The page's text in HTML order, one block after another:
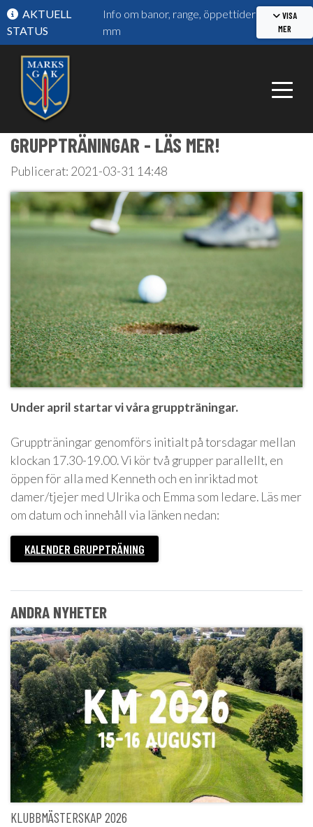
AKTUELL
STATUS
Info om banor, range, öppettider
mm
VISA
MER
GRUPPTRÄNINGAR - LÄS MER!
Publicerat: 2021-03-31 14:48
Under april startar vi våra gruppträningar.
Gruppträningar genomförs initialt på torsdagar mellan
klockan 17.30-19.00. Vi kör två grupper parallellt, en
öppen för alla med Kenneth och en inriktad mot
damer/tjejer med Ulrika och Emma som ledare. Läs mer
om datum och innehåll via länken nedan:
KALENDER GRUPPTRÄNING
ANDRA NYHETER
KLUBBMÄSTERSKAP 2026